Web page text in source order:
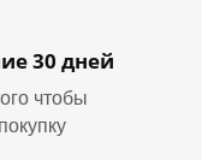
30 дней
чтобы